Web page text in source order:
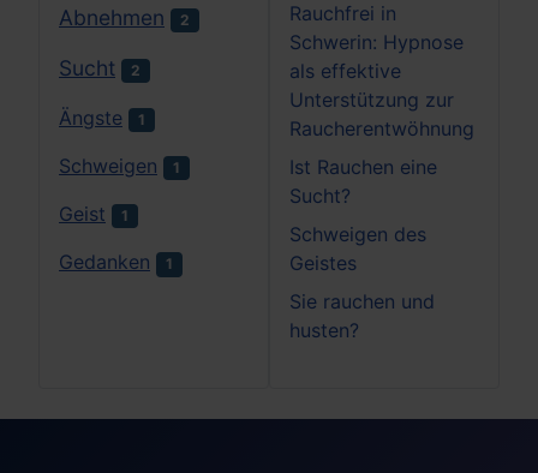
Abnehmen 2
Sucht 2
Ängste 1
Schweigen 1
Geist 1
Gedanken 1
Rauchfrei in
Schwerin: Hypnose
als effektive
Unterstützung zur
Raucherentwöhnung
Ist Rauchen eine
Sucht?
Schweigen des
Geistes
Sie rauchen und
husten?